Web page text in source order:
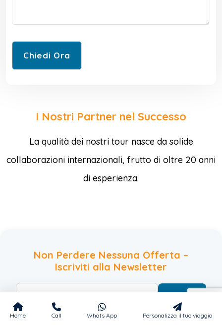
I Nostri Partner nel Successo
La qualità dei nostri tour nasce da solide
collaborazioni internazionali, frutto di oltre 20 anni
di esperienza.
Non Perdere Nessuna Offerta –
Iscriviti alla Newsletter
Iscriviti
Home Call Whats App Personalizza il tuo viaggio